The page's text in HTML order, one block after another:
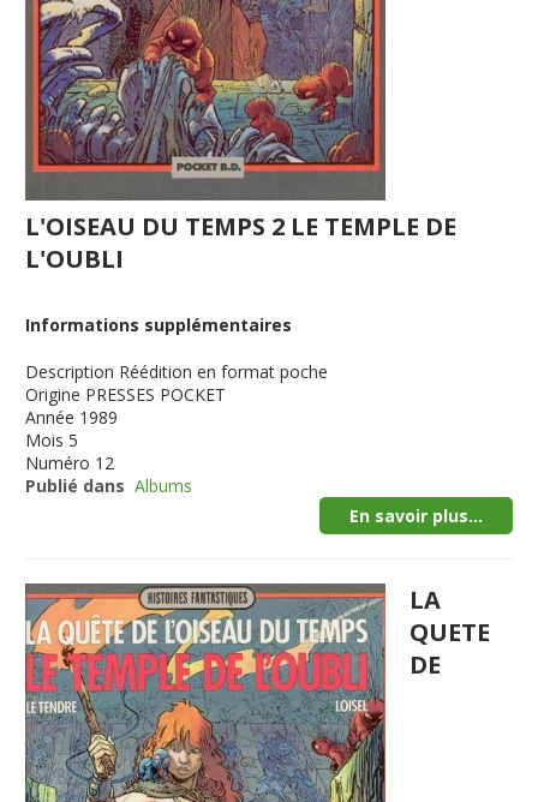
L'OISEAU DU TEMPS 2 LE TEMPLE DE
L'OUBLI
Informations supplémentaires
Description Réédition en format poche
Origine PRESSES POCKET
Année 1989
Mois 5
Numéro 12
Publié dans Albums
En savoir plus...
LA
QUETE
DE